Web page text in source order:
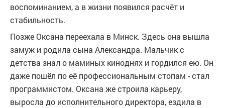
воспоминанием, а в жизни появился расчёт и
стабильность.
Позже Оксана переехала в Минск. Здесь она вышла
замуж и родила сына Александра. Мальчик с
детства знал о маминых киноднях и гордился ею. Он
даже пошёл по её профессиональным стопам - стал
программистом. Оксана же строила карьеру,
выросла до исполнительного директора, ездила в